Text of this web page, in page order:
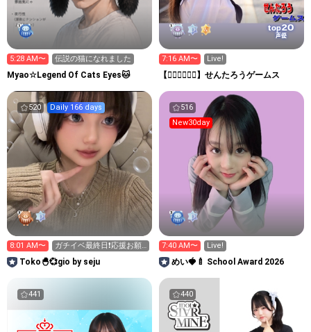
5:28 AM〜 伝説の猫になれました
Myao☆Legend Of Cats Eyes🐱
top20
声優
7:16 AM〜 Live!
【👉🏻🚋🚋👈🏻】せんたろうゲームス
520 Daily 166 days
8:01 AM〜
ガチイベ最終日❗️応援お願
いします📣❤️‍🔥
Toko🐣💞gio by seju
516
New30day
7:40 AM〜 Live!
めい🍓🍼 School Award 2026
441 440